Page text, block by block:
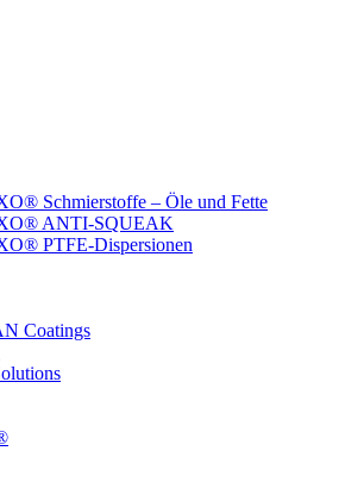
Schmierstoffe – Öle und Fette
ANTI-SQUEAK
PTFE-Dispersionen
Coatings